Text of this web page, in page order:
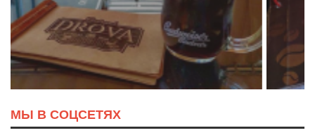
МЫ В СОЦСЕТЯХ